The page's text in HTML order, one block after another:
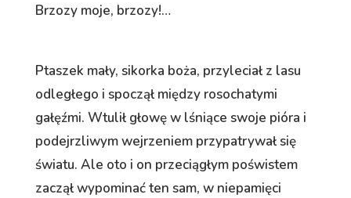
Brzozy moje, brzozy!…
Ptaszek mały, sikorka boża, przyleciał z lasu
odległego i spoczął między rosochatymi
gałęźmi. Wtulił głowę w lśniące swoje pióra i
podejrzliwym wejrzeniem przypatrywał się
światu. Ale oto i on przeciągłym poświstem
zaczął wypominać ten sam, w niepamięci